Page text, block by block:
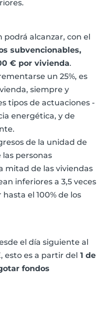
alcanzar, con el
subvencionables,
€ por vivienda.
un 25%, es
siempre y
tipos de actuaciones -
energética, y de
de la unidad de
personas
mitad de las viviendas
inferiores a 3,5 veces
el 100% de los
el día siguiente al
esto es a partir del 1 de
fondos